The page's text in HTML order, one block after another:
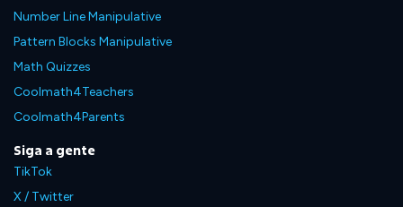
Number Line Manipulative
Pattern Blocks Manipulative
Math Quizzes
Coolmath4Teachers
Coolmath4Parents
Siga a gente
TikTok
X / Twitter